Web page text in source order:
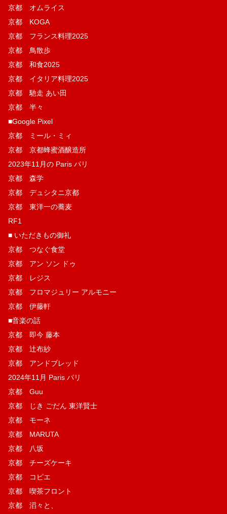
京都 オムライス
京都 KOGA
京都 フランス料理2025
京都 鳥散歩
京都 和食2025
京都 イタリア料理2025
京都 馳走 あい田
京都 半々
■Google Pixel
京都 ミール・ミィ
京都 京都蜂蜜酒醸造所
2023年11月の Paris パリ
京都 森学
京都 デュシタニ京都
京都 東洋一の蕎麦
RF1
■ いただきもの御礼
京都 つなぐ食堂
京都 アン ソン ドゥ
京都 レジス
京都 フロマジュリー アルモニー
京都 伊藤軒
■音楽の話
京都 即今 藤本
京都 辻布紗
京都 アンドブレッド
2024年11月 Paris パリ
京都 Guu
京都 じき ごだん 東洋賢士
京都 モーネ
京都 MARUTA
京都 八坂
京都 チーズケーキ
京都 コピエ
京都 喫茶フロント
京都 滔々と、